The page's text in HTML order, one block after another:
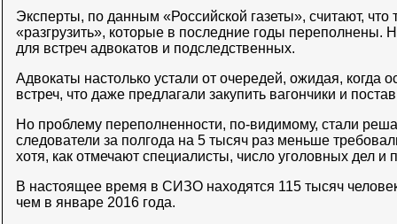
Эксперты, по данным «Российской газеты», считают,
«разгрузить», которые в последние годы переполнены.
для встреч адвокатов и подследственных.
Адвокаты настолько устали от очередей, ожидая, когда
встреч, что даже предлагали закупить вагончики и
Но проблему переполненности, по-видимому, стали
следователи за полгода на 5 тысяч раз меньше
хотя, как отмечают специалисты, число уголовных дел и
В настоящее время в СИЗО находятся 115 тысяч
чем в январе 2016 года.